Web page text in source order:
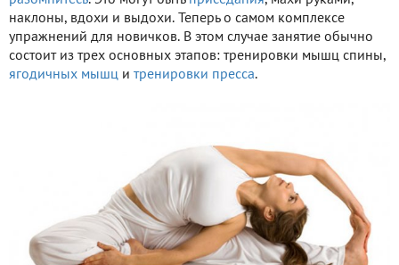
наклоны, вдохи и выдохи. Теперь о самом комплексе
упражнений для новичков. В этом случае занятие обычно
состоит из трех основных этапов: тренировки мышц спины,
ягодичных мышц и тренировки пресса.